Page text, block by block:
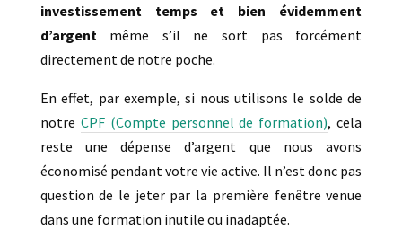
investissement temps et bien évidemment
d’argent même s’il ne sort pas forcément
directement de notre poche.
En effet, par exemple, si nous utilisons le solde de
notre CPF (Compte personnel de formation), cela
reste une dépense d’argent que nous avons
économisé pendant votre vie active. Il n’est donc pas
question de le jeter par la première fenêtre venue
dans une formation inutile ou inadaptée.